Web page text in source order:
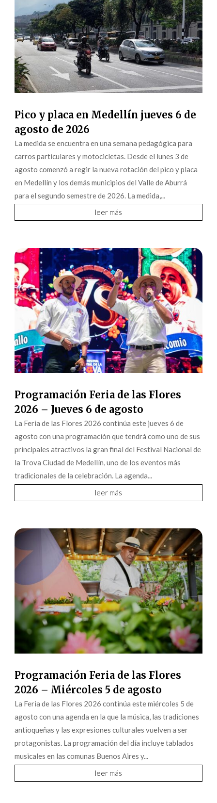
Pico y placa en Medellín jueves 6 de
agosto de 2026
La medida se encuentra en una semana pedagógica para
carros particulares y motocicletas. Desde el lunes 3 de
agosto comenzó a regir la nueva rotación del pico y placa
en Medellín y los demás municipios del Valle de Aburrá
para el segundo semestre de 2026. La medida,...
leer más
Programación Feria de las Flores
2026 – Jueves 6 de agosto
La Feria de las Flores 2026 continúa este jueves 6 de
agosto con una programación que tendrá como uno de sus
principales atractivos la gran final del Festival Nacional de
la Trova Ciudad de Medellín, uno de los eventos más
tradicionales de la celebración. La agenda...
leer más
Programación Feria de las Flores
2026 – Miércoles 5 de agosto
La Feria de las Flores 2026 continúa este miércoles 5 de
agosto con una agenda en la que la música, las tradiciones
antioqueñas y las expresiones culturales vuelven a ser
protagonistas. La programación del día incluye tablados
musicales en las comunas Buenos Aires y...
leer más